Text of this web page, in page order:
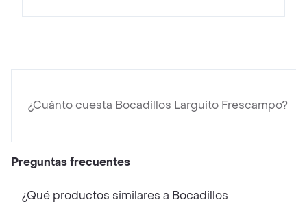
¿Cuánto cuesta Bocadillos Larguito Frescampo?
Preguntas frecuentes
¿Qué productos similares a Bocadillos